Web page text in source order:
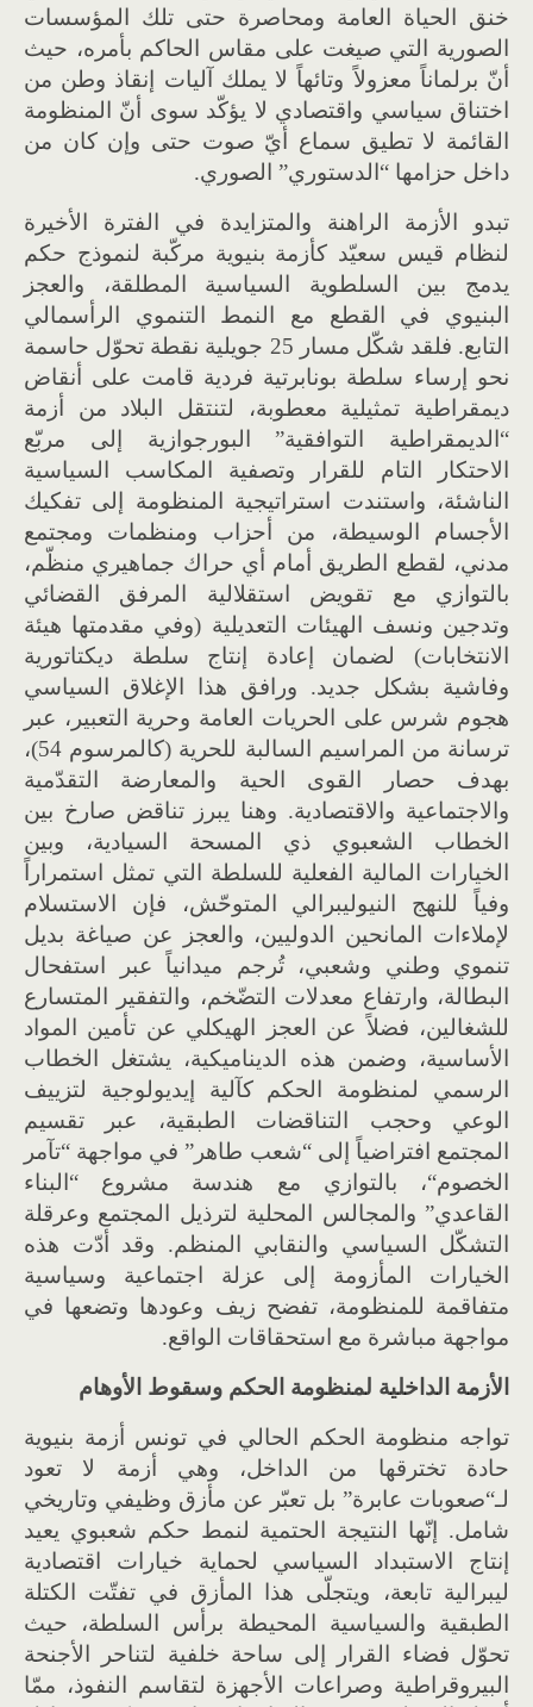
خنق الحياة العامة ومحاصرة حتى تلك المؤسسات
الصورية التي صيغت على مقاس الحاكم بأمره، حيث
أنّ برلماناً معزولاً وتائهاً لا يملك آليات إنقاذ وطن من
اختناق سياسي واقتصادي لا يؤكّد سوى أنّ المنظومة
القائمة لا تطيق سماع أيّ صوت حتى وإن كان من
داخل حزامها “ الدستوري” الصوري.
تبدو الأزمة الراهنة والمتزايدة في الفترة الأخيرة
لنظام قيس سعيّد كأزمة بنيوية مركّبة لنموذج حكم
يدمج بين السلطوية السياسية المطلقة، والعجز
البنيوي في القطع مع النمط التنموي الرأسمالي
التابع. فلقد شكّل مسار 25 جويلية نقطة تحوّل حاسمة
نحو إرساء سلطة بونابرتية فردية قامت على أنقاض
ديمقراطية تمثيلية معطوبة، لتنتقل البلاد من أزمة
“ الديمقراطية التوافقية”
البورجوازية إلى مربّع
الاحتكار التام للقرار وتصفية المكاسب السياسية
الناشئة، واستندت استراتيجية المنظومة إلى تفكيك
الأجسام الوسيطة، من أحزاب ومنظمات ومجتمع
مدني، لقطع الطريق أمام أي حراك جماهيري منظّم،
بالتوازي مع تقويض استقلالية المرفق القضائي
وتدجين ونسف الهيئات التعديلية (وفي مقدمتها هيئة
الانتخابات)
لضمان إعادة إنتاج سلطة ديكتاتورية
وفاشية بشكل جديد. ورافق هذا الإغلاق السياسي
هجوم شرس على الحريات العامة وحرية التعبير، عبر
ترسانة من المراسيم السالبة للحرية (كالمرسوم 54) ،
بهدف حصار القوى الحية والمعارضة التقدّمية
والاجتماعية والاقتصادية. وهنا يبرز تناقض صارخ بين
الخطاب الشعبوي ذي المسحة السيادية، وبين
الخيارات المالية الفعلية للسلطة التي تمثل استمراراً
وفياً للنهج النيوليبرالي المتوحّش، فإن الاستسلام
لإملاءات المانحين الدوليين، والعجز عن صياغة بديل
تنموي وطني وشعبي، تُرجم ميدانياً عبر استفحال
البطالة، وارتفاع معدلات التضّخم، والتفقير المتسارع
للشغالين، فضلاً عن العجز الهيكلي عن تأمين المواد
الأساسية، وضمن هذه الديناميكية، يشتغل الخطاب
الرسمي لمنظومة الحكم كآلية إيديولوجية لتزييف
الوعي وحجب التناقضات الطبقية، عبر تقسيم
المجتمع افتراضياً إلى“شعب طاهر ” في مواجهة “تآمر
الخصوم“، بالتوازي مع هندسة مشروع “ البناء
القاعدي” والمجالس المحلية لترذيل المجتمع وعرقلة
التشكّل السياسي والنقابي المنظم. وقد أدّت هذه
الخيارات المأزومة إلى عزلة اجتماعية وسياسية
متفاقمة للمنظومة، تفضح زيف وعودها وتضعها في
مواجهة مباشرة مع استحقاقات الواقع.
الأزمة الداخلية لمنظومة الحكم وسقوط الأوهام
تواجه منظومة الحكم الحالي في تونس أزمة بنيوية
حادة تخترقها من الداخل، وهي أزمة لا تعود
لـ“صعوبات عابرة” بل تعبّر عن مأزق وظيفي وتاريخي
شامل.
إنّها النتيجة الحتمية لنمط حكم شعبوي يعيد
إنتاج الاستبداد السياسي لحماية خيارات اقتصادية
ليبرالية تابعة، ويتجلّى هذا المأزق في تفتّت الكتلة
الطبقية والسياسية المحيطة برأس السلطة، حيث
تحوّل فضاء القرار إلى ساحة خلفية لتناحر الأجنحة
البيروقراطية وصراعات الأجهزة لتقاسم النفوذ، ممّا